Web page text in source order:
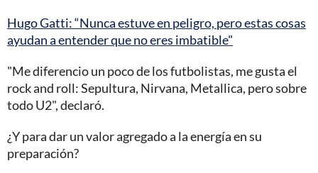
Hugo Gatti: “Nunca estuve en peligro, pero estas cosas
ayudan a entender que no eres imbatible"
"Me diferencio un poco de los futbolistas, me gusta el
rock and roll: Sepultura, Nirvana, Metallica, pero sobre
todo U2", declaró.
¿Y para dar un valor agregado a la energía en su
preparación?